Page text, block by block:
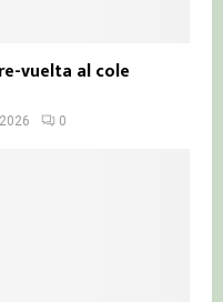
vuelta al cole
0